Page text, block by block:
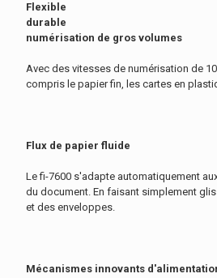
Flexible
durable
numérisation de gros volumes
Avec des vitesses de numérisation de
compris le papier fin, les cartes en
Flux de papier fluide
Le fi-7600 s'adapte automatiquement
du document. En faisant simplement
et des enveloppes.
Mécanismes innovants